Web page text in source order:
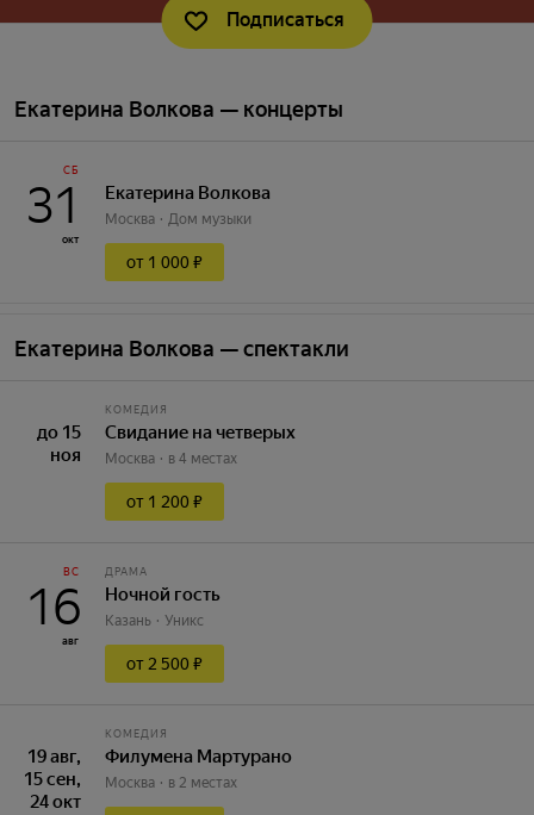
Подписаться
Екатерина Волкова — концерты
СБ
31
окт
Екатерина Волкова
Москва Дом музыки
от 1 000 ₽
Екатерина Волкова — спектакли
до 15
ноя
КОМЕДИЯ
Свидание на четверых
Москва в 4 местах
от 1 200 ₽
ВС
16
авг
ДРАМА
Ночной гость
Казань Уникс
от 2 500 ₽
19 авг,
15 сен,
24 окт
КОМЕДИЯ
Филумена Мартурано
Москва в 2 местах